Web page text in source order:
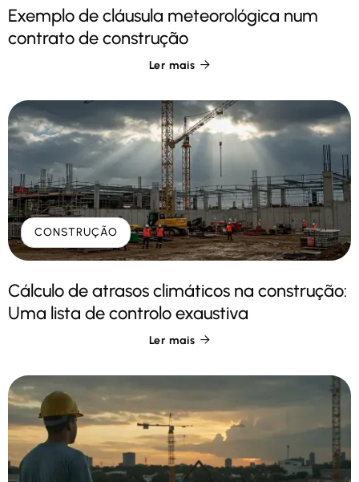
Exemplo de cláusula meteorológica num
contrato de construção
Ler mais 
CONSTRUÇÃO
Cálculo de atrasos climáticos na construção:
Uma lista de controlo exaustiva
Ler mais 